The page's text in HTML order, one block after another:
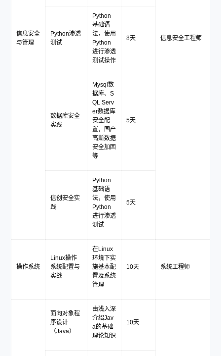
信息安全
与管理
信息安全工程师
Python渗透
测试
Python
基础语
法，使用
Python
进行渗透
测试操作
8天
数据库安全
实践
Mysql数
据库、S
QL Serv
er数据库
安全配
置，国产
高斯数据
安全加固
等
5天
信创安全实
践
Python
基础语
法，使用
Python
进行渗透
测试
5天
操作系统
Linux操作
系统配置与
实战
在Linux
环境下实
施基本配
置及系统
管理
10天 系统工程师
面向对象程
序设计
（Java）
由浅入深
介绍Jav
a的基础
理论知识
10天